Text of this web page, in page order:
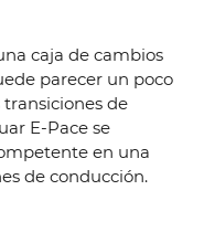
caja de cambios
parecer un poco
de
E-Pace se
en una
de conducción.